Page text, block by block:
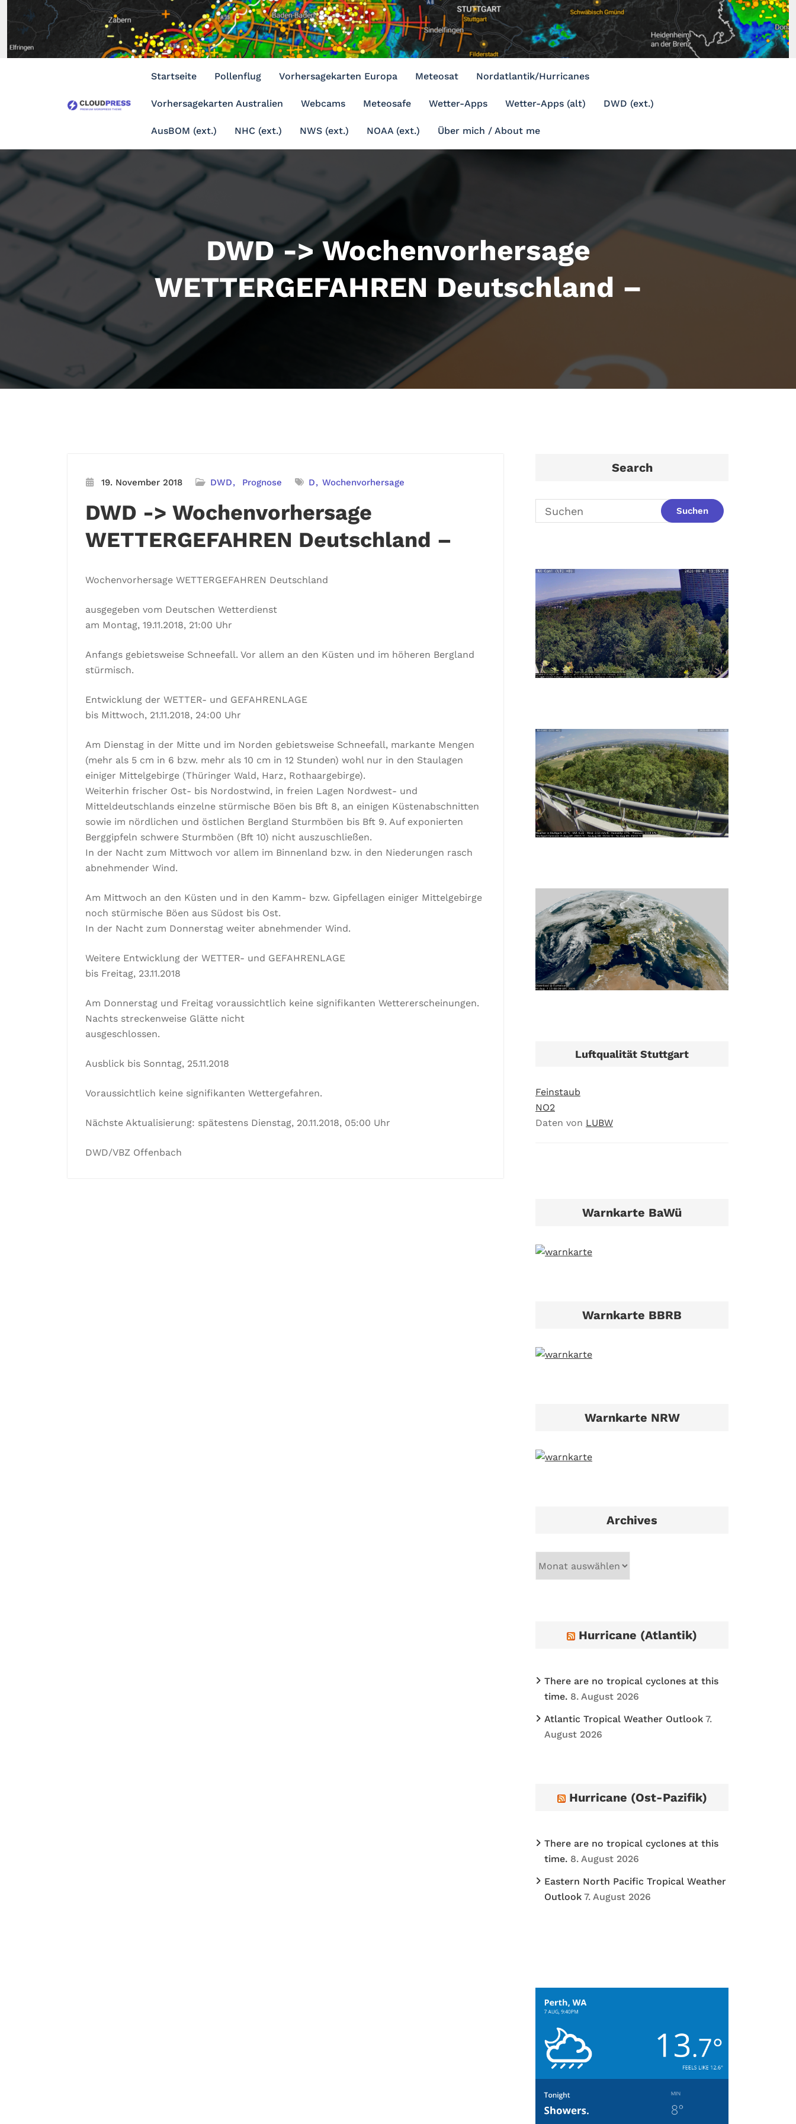
Inhalt
springen
Startseite Pollenflug Vorhersagekarten Europa Meteosat Nordatlantik/Hurricanes
Vorhersagekarten Australien Webcams Meteosafe Wetter-Apps Wetter-Apps (alt) DWD (ext.)
AusBOM (ext.) NHC (ext.) NWS (ext.) NOAA (ext.) Über mich / About me
DWD -> Wochenvorhersage
WETTERGEFAHREN Deutschland –
19. November 2018 DWD Prognose D Wochenvorhersage
DWD -> Wochenvorhersage
WETTERGEFAHREN Deutschland –
Wochenvorhersage WETTERGEFAHREN Deutschland
ausgegeben vom Deutschen Wetterdienst
am Montag, 19.11.2018, 21:00 Uhr
Anfangs gebietsweise Schneefall. Vor allem an den Küsten und im höheren Bergland
stürmisch.
Entwicklung der WETTER- und GEFAHRENLAGE
bis Mittwoch, 21.11.2018, 24:00 Uhr
Am Dienstag in der Mitte und im Norden gebietsweise Schneefall, markante Mengen
(mehr als 5 cm in 6 bzw. mehr als 10 cm in 12 Stunden) wohl nur in den Staulagen
einiger Mittelgebirge (Thüringer Wald, Harz, Rothaargebirge).
Weiterhin frischer Ost- bis Nordostwind, in freien Lagen Nordwest- und
Mitteldeutschlands einzelne stürmische Böen bis Bft 8, an einigen Küstenabschnitten
sowie im nördlichen und östlichen Bergland Sturmböen bis Bft 9. Auf exponierten
Berggipfeln schwere Sturmböen (Bft 10) nicht auszuschließen.
In der Nacht zum Mittwoch vor allem im Binnenland bzw. in den Niederungen rasch
abnehmender Wind.
Am Mittwoch an den Küsten und in den Kamm- bzw. Gipfellagen einiger Mittelgebirge
noch stürmische Böen aus Südost bis Ost.
In der Nacht zum Donnerstag weiter abnehmender Wind.
Weitere Entwicklung der WETTER- und GEFAHRENLAGE
bis Freitag, 23.11.2018
Am Donnerstag und Freitag voraussichtlich keine signifikanten Wettererscheinungen.
Nachts streckenweise Glätte nicht
ausgeschlossen.
Ausblick bis Sonntag, 25.11.2018
Voraussichtlich keine signifikanten Wettergefahren.
Nächste Aktualisierung: spätestens Dienstag, 20.11.2018, 05:00 Uhr
DWD/VBZ Offenbach
Search
Luftqualität Stuttgart
Feinstaub
NO2
Daten von LUBW
Warnkarte BaWü
Warnkarte BBRB
Warnkarte NRW
Archives
Hurricane (Atlantik)
There are no tropical cyclones at this
time. 8. August 2026
Atlantic Tropical Weather Outlook 7.
August 2026
Hurricane (Ost-Pazifik)
There are no tropical cyclones at this
time. 8. August 2026
Eastern North Pacific Tropical Weather
Outlook 7. August 2026